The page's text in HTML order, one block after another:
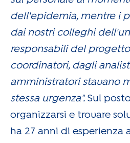
dell'epidemia, mentre i
dai nostri colleghi
responsabili del
coordinatori, dagli
amministratori stavano
stessa urgenza". Sul
organizzarsi e trovare
ha 27 anni di esperienza